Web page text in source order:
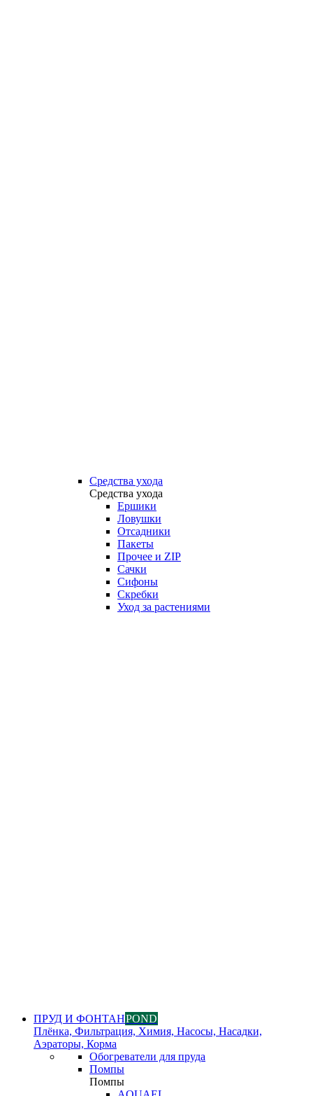
Средства ухода
Средства ухода
Ершики
Ловушки
Отсадники
Пакеты
Прочее и ZIP
Сачки
Сифоны
Скребки
Уход за растениями
ПРУД И ФОНТАНPOND
Плёнка, Фильтрация, Химия, Насосы, Насадки,
Аэраторы, Корма
Обогреватели для пруда
Помпы
Помпы